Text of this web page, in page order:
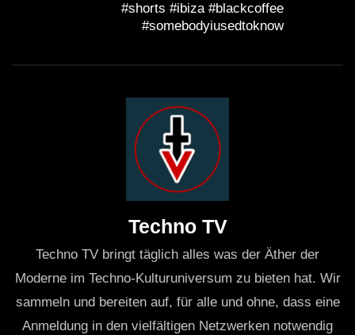
#shorts #ibiza #blackcoffee
#somebodyiusedtoknow
Techno TV
Techno TV bringt täglich alles was der Äther der
Moderne im Techno-Kulturuniversum zu bieten hat. Wir
sammeln und bereiten auf, für alle und ohne, dass eine
Anmeldung in den vielfältigen Netzwerken notwendig